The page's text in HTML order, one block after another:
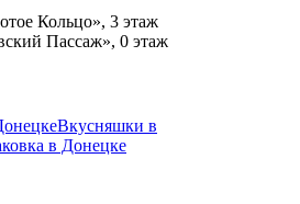
Кольцо», 3 этаж
Пассаж», 0 этаж
Вкусняшки в
в Донецке